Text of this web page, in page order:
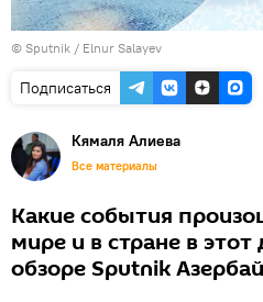
© Sputnik / Elnur Salayev
Подписаться
Кямаля Алиева
Все материалы
Какие события
мире и в стране в этот
обзоре Sputnik